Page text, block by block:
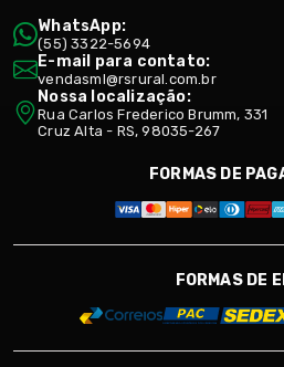
WhatsApp:
(55) 3322-5694
E-mail para contato:
vendasml@rsrural.com.br
Nossa localização:
Rua Carlos Frederico Brumm, 331
Cruz Alta - RS, 98035-267
FORMAS DE
FORMAS DE